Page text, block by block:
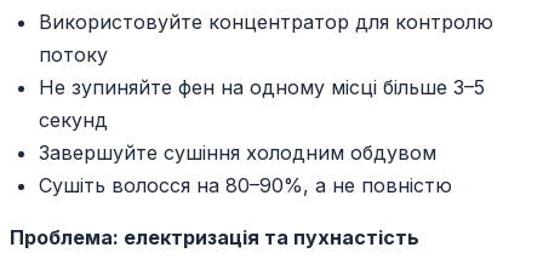
Використовуйте концентратор для контролю
потоку
Не зупиняйте фен на одному місці більше 3–5
секунд
Завершуйте сушіння холодним обдувом
Сушіть волосся на 80–90%, а не повністю
Проблема: електризація та пухнастість